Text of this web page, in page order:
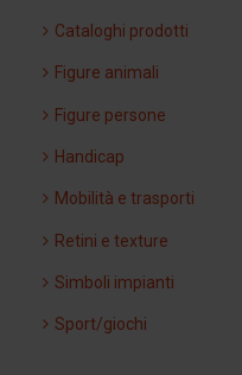
Cataloghi prodotti
Figure animali
Figure persone
Handicap
Mobilità e trasporti
Retini e texture
Simboli impianti
Sport/giochi